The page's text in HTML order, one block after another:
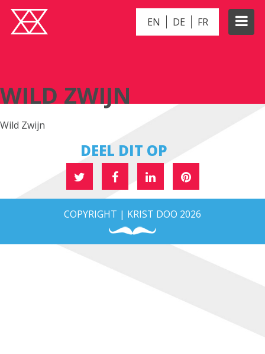
EN DE FR
WILD ZWIJN
Wild Zwijn
DEEL DIT OP
COPYRIGHT | KRIST DOO 2026